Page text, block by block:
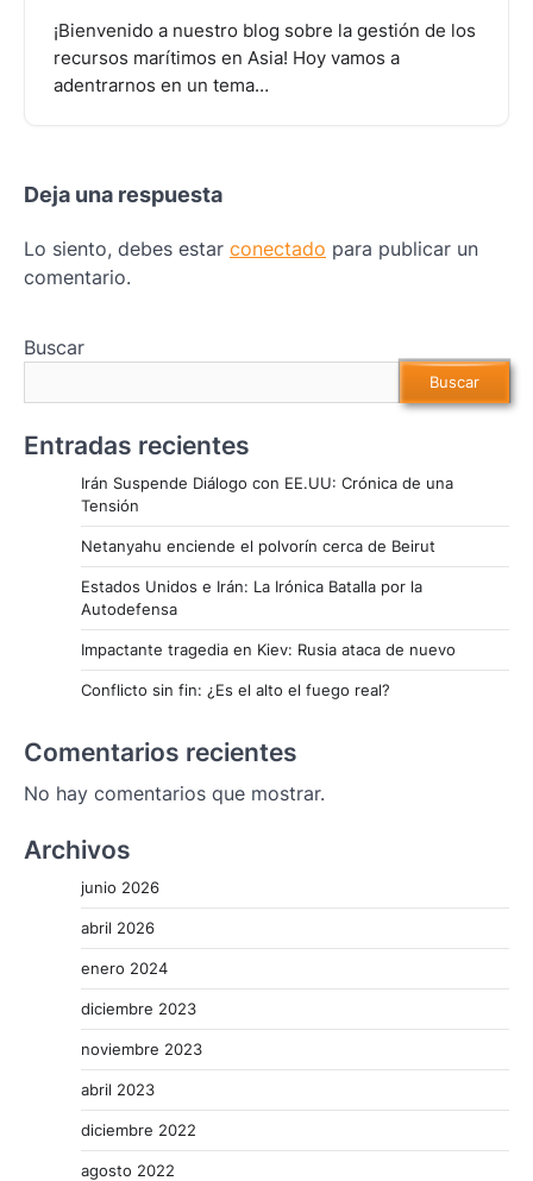
¡Bienvenido a nuestro blog sobre la gestión de los
recursos marítimos en Asia! Hoy vamos a
adentrarnos en un tema…
Deja una respuesta
Lo siento, debes estar conectado para publicar un
comentario.
Buscar
Buscar
Entradas recientes
Irán Suspende Diálogo con EE.UU: Crónica de una
Tensión
Netanyahu enciende el polvorín cerca de Beirut
Estados Unidos e Irán: La Irónica Batalla por la
Autodefensa
Impactante tragedia en Kiev: Rusia ataca de nuevo
Conflicto sin fin: ¿Es el alto el fuego real?
Comentarios recientes
No hay comentarios que mostrar.
Archivos
junio 2026
abril 2026
enero 2024
diciembre 2023
noviembre 2023
abril 2023
diciembre 2022
agosto 2022